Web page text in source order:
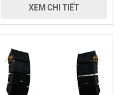
XEM CHI TIẾT